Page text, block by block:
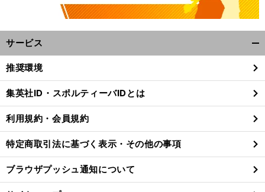
サービス
閉
る
推奨環境
集英社ID・スポルティーバIDとは
利用規約・会員規約
特定商取引法に基づく表示・その他の事項
ブラウザプッシュ通知について